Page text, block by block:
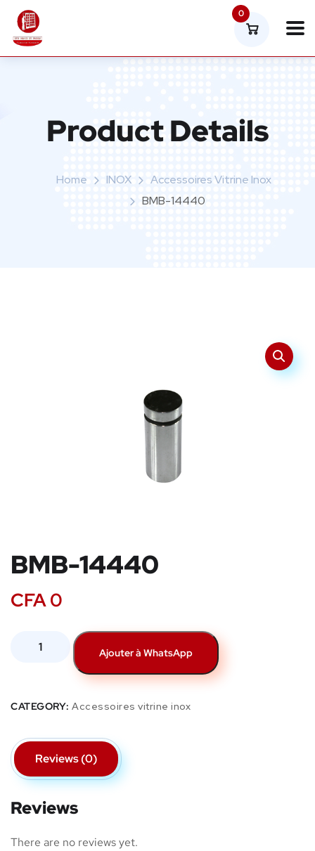
0
Product Details
Home INOX
Accessoires Vitrine Inox
BMB-14440
BMB-14440
CFA0
Ajouter à WhatsApp
CATEGORY: Accessoires vitrine inox
Reviews (0)
Reviews
There are no reviews yet.